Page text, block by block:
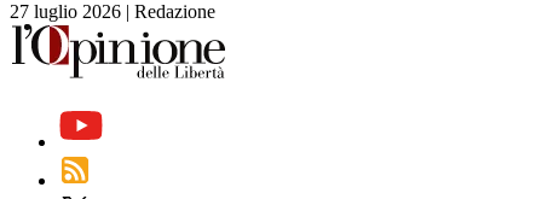
27 luglio 2026 | Redazione